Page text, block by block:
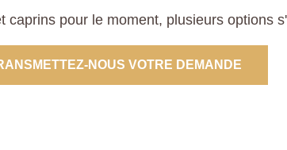
pour le moment, plusieurs options
NOUS VOTRE DEMANDE